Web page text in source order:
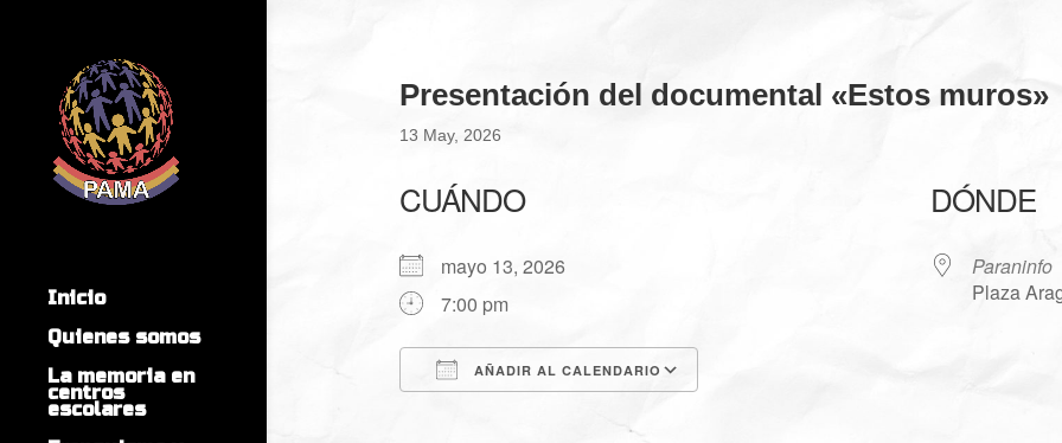
Inicio
Quienes somos
La memoria en
centros
escolares
Presentación del documental «Estos muros»
13 May, 2026
CUÁNDO
mayo 13, 2026
7:00 pm
AÑADIR AL CALENDARIO
DÓNDE
Paraninfo
Plaza